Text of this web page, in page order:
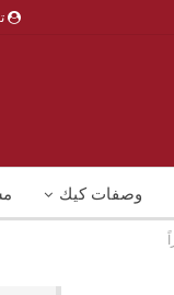
وصفات كيك